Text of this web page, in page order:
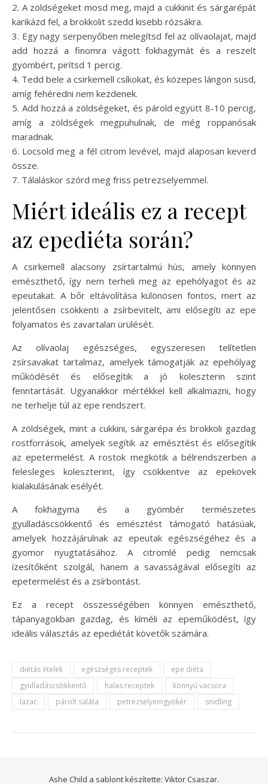
2. A zöldségeket mosd meg, majd a cukkinit és sárgarépát
karikázd fel, a brokkolit szedd kisebb rózsákra.
3. Egy nagy serpenyőben melegítsd fel az olívaolajat, majd
add hozzá a finomra vágott fokhagymát és a reszelt
gyömbért, pirítsd 1 percig.
4. Tedd bele a csirkemell csíkokat, és közepes lángon süsd,
amíg fehéredni nem kezdenek.
5. Add hozzá a zöldségeket, és párold együtt 8-10 percig,
amíg a zöldségek megpuhulnak, de még roppanósak
maradnak.
6. Locsold meg a fél citrom levével, majd alaposan keverd
össze.
7. Tálaláskor szórd meg friss petrezselyemmel.
Miért ideális ez a recept
az epediéta során?
A csirkemell alacsony zsírtartalmú hús, amely könnyen
emészthető, így nem terheli meg az epehólyagot és az
epeutakat. A bőr eltávolítása különösen fontos, mert az
jelentősen csökkenti a zsírbevitelt, ami elősegíti az epe
folyamatos és zavartalan ürülését.
Az olívaolaj egészséges, egyszeresen telítetlen
zsírsavakat tartalmaz, amelyek támogatják az epehólyag
működését és elősegítik a jó koleszterin szint
fenntartását. Ugyanakkor mértékkel kell alkalmazni, hogy
ne terhelje túl az epe rendszert.
A zöldségek, mint a cukkini, sárgarépa és brokkoli gazdag
rostforrások, amelyek segítik az emésztést és elősegítik
az epetermelést. A rostok megkötik a bélrendszerben a
felesleges koleszterint, így csökkentve az epekövek
kialakulásának esélyét.
A fokhagyma és a gyömbér természetes
gyulladáscsökkentő és emésztést támogató hatásúak,
amelyek hozzájárulnak az epeutak egészségéhez és a
gyomor nyugtatásához. A citromlé pedig nemcsak
ízesítőként szolgál, hanem a savasságával elősegíti az
epetermelést és a zsírbontást.
Ez a recept összességében könnyen emészthető,
tápanyagokban gazdag, és kíméli az epeműködést, így
ideális választás az epediétát követők számára.
diétás ételek egészséges receptek
epe diéta
gyulladáscsökkentő
halas receptek
könnyű vacsora
lazac
párolt saláta petrezselyemgyökér snidling
Ashe Child a sablont készítette: Viktor Csaszar.